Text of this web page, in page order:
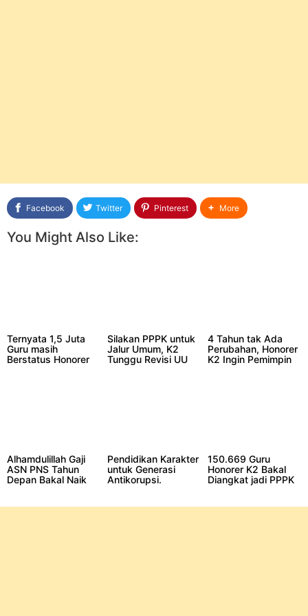
Facebook Twitter Pinterest More
You Might Also Like:
Ternyata 1,5 Juta
Guru masih
Berstatus Honorer
Silakan PPPK untuk
Jalur Umum, K2
Tunggu Revisi UU
4 Tahun tak Ada
Perubahan, Honorer
K2 Ingin Pemimpin
Alhamdulillah Gaji
ASN PNS Tahun
Depan Bakal Naik
Pendidikan Karakter
untuk Generasi
Antikorupsi.
150.669 Guru
Honorer K2 Bakal
Diangkat jadi PPPK